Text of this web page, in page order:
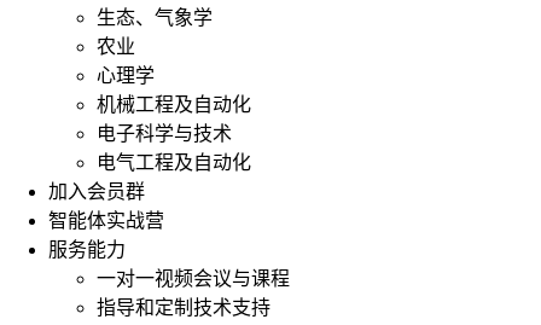
生态、气象学
农业
心理学
机械工程及自动化
电子科学与技术
电气工程及自动化
加入会员群
智能体实战营
服务能力
一对一视频会议与课程
指导和定制技术支持